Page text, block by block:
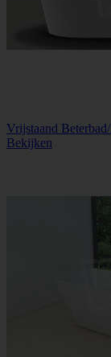
Vrijstaand
Bekijken